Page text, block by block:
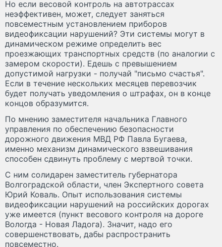
Но если весовой контроль на автотрассах
неэффективен, может, следует заняться
повсеместным установлением приборов
видеофиксации нарушений? Эти системы могут в
динамическом режиме определить вес
проезжающих транспортных средств (по аналогии с
замером скорости). Едешь с превышением
допустимой нагрузки - получай "письмо счастья".
Если в течение нескольких месяцев перевозчик
будет получать уведомления о штрафах, он в конце
концов образумится.
По мнению заместителя начальника Главного
управления по обеспечению безопасности
дорожного движения МВД РФ Павла Бугаева,
именно механизм динамического взвешивания
способен сдвинуть проблему с мертвой точки.
С ним солидарен заместитель губернатора
Волгоградской области, член Экспертного совета
Юрий Коваль. Опыт использования системы
видеофиксации нарушений на российских дорогах
уже имеется (пункт весового контроля на дороге
Вологда - Новая Ладога). Значит, надо его
совершенствовать, дабы распространить
повсеместно.